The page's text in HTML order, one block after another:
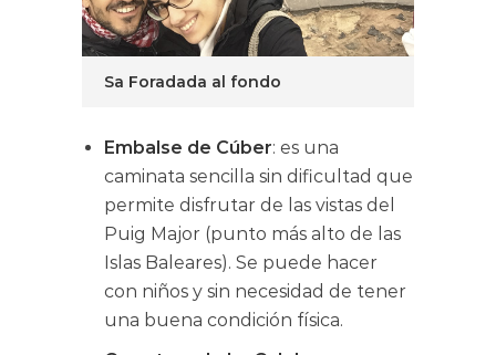
Sa Foradada al fondo
Embalse de Cúber: es una
caminata sencilla sin dificultad que
permite disfrutar de las vistas del
Puig Major (punto más alto de las
Islas Baleares). Se puede hacer
con niños y sin necesidad de tener
una buena condición física.